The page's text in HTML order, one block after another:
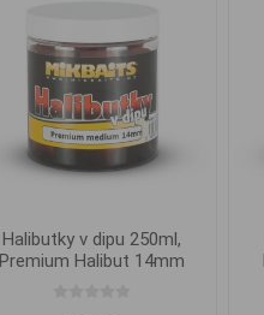
Halibutky v dipu 250ml,
Premium Halibut 14mm